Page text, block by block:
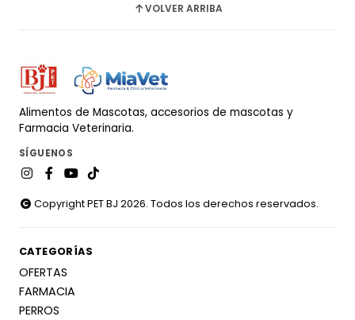
VOLVER ARRIBA
Alimentos de Mascotas, accesorios de mascotas y
Farmacia Veterinaria.
SÍGUENOS
Copyright PET BJ 2026. Todos los derechos reservados.
CATEGORÍAS
OFERTAS
FARMACIA
PERROS